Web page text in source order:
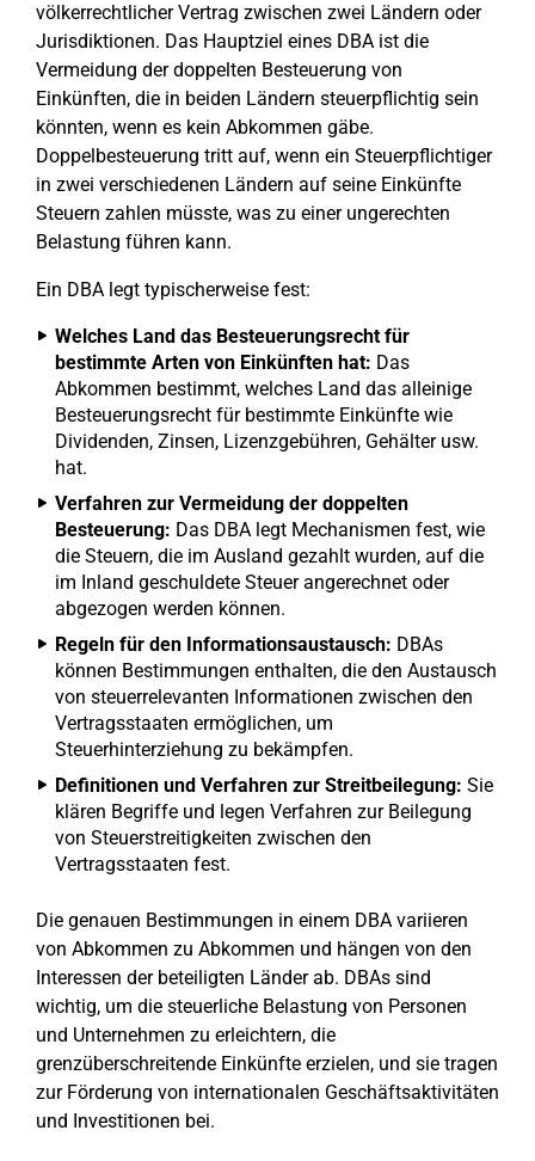
völkerrechtlicher Vertrag zwischen zwei Ländern oder
Jurisdiktionen. Das Hauptziel eines DBA ist die
Vermeidung der doppelten Besteuerung von
Einkünften, die in beiden Ländern steuerpflichtig sein
könnten, wenn es kein Abkommen gäbe.
Doppelbesteuerung tritt auf, wenn ein Steuerpflichtiger
in zwei verschiedenen Ländern auf seine Einkünfte
Steuern zahlen müsste, was zu einer ungerechten
Belastung führen kann.
Ein DBA legt typischerweise fest:
Welches Land das Besteuerungsrecht für
bestimmte Arten von Einkünften hat: Das
Abkommen bestimmt, welches Land das alleinige
Besteuerungsrecht für bestimmte Einkünfte wie
Dividenden, Zinsen, Lizenzgebühren, Gehälter usw.
hat.
Verfahren zur Vermeidung der doppelten
Besteuerung: Das DBA legt Mechanismen fest, wie
die Steuern, die im Ausland gezahlt wurden, auf die
im Inland geschuldete Steuer angerechnet oder
abgezogen werden können.
Regeln für den Informationsaustausch: DBAs
können Bestimmungen enthalten, die den Austausch
von steuerrelevanten Informationen zwischen den
Vertragsstaaten ermöglichen, um
Steuerhinterziehung zu bekämpfen.
Definitionen und Verfahren zur Streitbeilegung: Sie
klären Begriffe und legen Verfahren zur Beilegung
von Steuerstreitigkeiten zwischen den
Vertragsstaaten fest.
Die genauen Bestimmungen in einem DBA variieren
von Abkommen zu Abkommen und hängen von den
Interessen der beteiligten Länder ab. DBAs sind
wichtig, um die steuerliche Belastung von Personen
und Unternehmen zu erleichtern, die
grenzüberschreitende Einkünfte erzielen, und sie tragen
zur Förderung von internationalen Geschäftsaktivitäten
und Investitionen bei.